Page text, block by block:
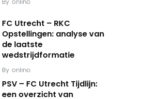
FC Utrecht – RKC
Opstellingen: analyse van
de laatste
wedstrijdformatie
By onlino
PSV – FC Utrecht Tijdlijn:
een overzicht van